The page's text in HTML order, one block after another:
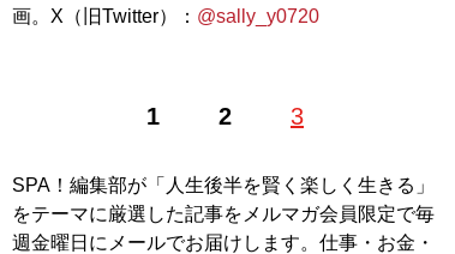
画。X（旧Twitter）： @sally_y0720
1 2 3
SPA！編集部が「人生後半を賢く楽しく生きる」
をテーマに厳選した記事をメルマガ会員限定で毎
週金曜日にメールでお届けします。仕事・お金・